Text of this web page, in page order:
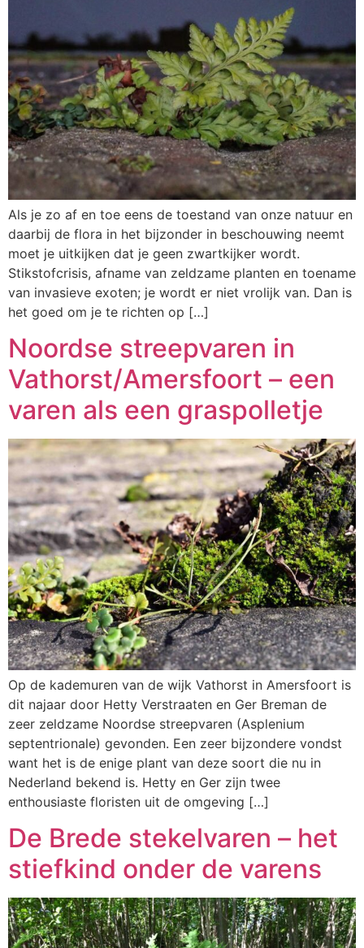
Als je zo af en toe eens de toestand van onze natuur en
daarbij de flora in het bijzonder in beschouwing neemt
moet je uitkijken dat je geen zwartkijker wordt.
Stikstofcrisis, afname van zeldzame planten en toename
van invasieve exoten; je wordt er niet vrolijk van. Dan is
het goed om je te richten op […]
Noordse streepvaren in
Vathorst/Amersfoort – een
varen als een graspolletje
Op de kademuren van de wijk Vathorst in Amersfoort is
dit najaar door Hetty Verstraaten en Ger Breman de
zeer zeldzame Noordse streepvaren (Asplenium
septentrionale) gevonden. Een zeer bijzondere vondst
want het is de enige plant van deze soort die nu in
Nederland bekend is. Hetty en Ger zijn twee
enthousiaste floristen uit de omgeving […]
De Brede stekelvaren – het
stiefkind onder de varens